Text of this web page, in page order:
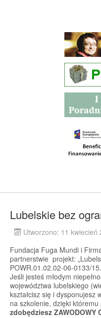
Lubelskie bez
Utworzono: 11 kwiecień
Fundacja Fuga Mundi i
partnerstwie projekt:
POWR.01.02.02-06-0133/15.
Jeśli jesteś młodym
województwa lubelskiego
kształcisz się i dysponujesz
na szkolenie, dzięki
zdobędziesz ZAWODOWY